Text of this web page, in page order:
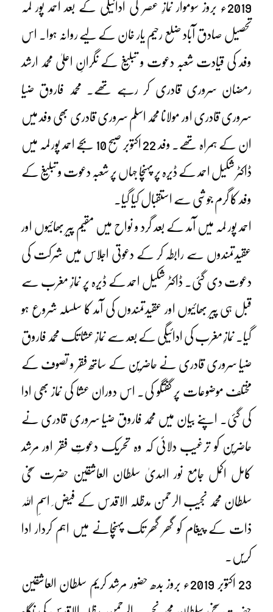
2019ء بروز سوموار نمازِ عصر کی ادائیگی کے بعد احمد پور لمہ
تحصیل صادق آباد ضلع رحیم یار خان کے لیے روانہ ہوا۔ اس
وفد کی قیادت شعبہ دعوت و تبلیغ کے نگرانِ اعلیٰ محمد ارشد
رمضان سروری قادری کر رہے تھے۔ محمد فاروق ضیا
سروری قادری اور مولانا محمد اسلم سروری قادری بھی وفد میں
ان کے ہمراہ تھے۔ وفد 22 اکتوبر صبح 10 بجے احمد پور لمہ میں
ڈاکٹر شکیل احمد کے ڈیرہ پر پہنچا جہاں پر شعبہ دعوت و تبلیغ کے
وفد کا گرم جوشی سے استقبال کیا گیا۔
احمد پور لمہ میں آمد کے بعد گرد و نواح میں مقیم پیر بھائیوں اور
عقیدتمندوں سے رابطہ کر کے دعوتی اجلاس میں شرکت کی
دعوت دی گئی۔ ڈاکٹر شکیل احمد کے ڈیرہ پر نمازِ مغرب سے
قبل ہی پیر بھائیوں اور عقیدتمندوں کی آمد کا سلسلہ شروع ہو
گیا۔ نمازِ مغرب کی ادائیگی کے بعد سے نمازِ عشا تک محمد فاروق
ضیا سروری قادری نے حاضرین کے ساتھ فقر و تصوف کے
مختلف موضوعات پر گفتگو کی۔ اس دوران عشا کی نماز بھی ادا
کی گئی۔ اپنے بیان میں محمد فاروق ضیا سروری قادری نے
حاضرین کو ترغیب دلائی کہ وہ تحریک دعوتِ فقر اور مرشد
کامل اکمل جامع نور الہدیٰ سلطان العاشقین حضرت سخی
سلطان محمد نجیب الرحمن مدظلہ الاقدس کے فیض ِ اسمِ اللہ
ذات کے پیغام کو گھر گھر تک پہنچانے میں اہم کردار ادا
کریں۔
23 اکتوبر 2019ء بروز بدھ حضور مرشد کریم سلطان العاشقین